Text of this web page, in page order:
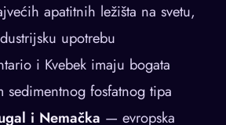
apatitnih ležišta na svetu,
upotrebu
i Kvebek imaju bogata
sedimentnog fosfatnog tipa
i Nemačka — evropska